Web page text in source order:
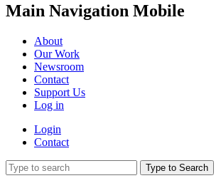
Main Navigation Mobile
About
Our Work
Newsroom
Contact
Support Us
Log in
Login
Contact
Type to Search